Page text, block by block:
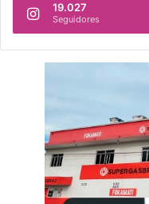
19.027
Seguidores